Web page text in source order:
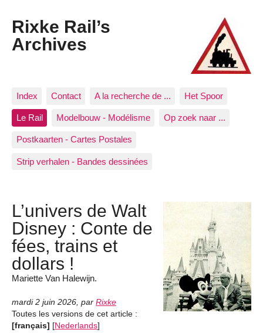
Rixke Rail’s
Archives
Index Contact A la recherche de ... Het Spoor
Le Rail Modelbouw - Modélisme Op zoek naar ...
Postkaarten - Cartes Postales
Strip verhalen - Bandes dessinées
L’univers de Walt
Disney : Conte de
fées, trains et
dollars !
Mariette Van Halewijn.
mardi 2 juin 2026, par Rixke
Toutes les versions de cet article :
[français] [Nederlands]